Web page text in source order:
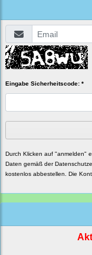
Eingabe Sicherheitscode: *
Durch Klicken auf "anmelden"
Daten gemäß der
kostenlos abbestellen. Die